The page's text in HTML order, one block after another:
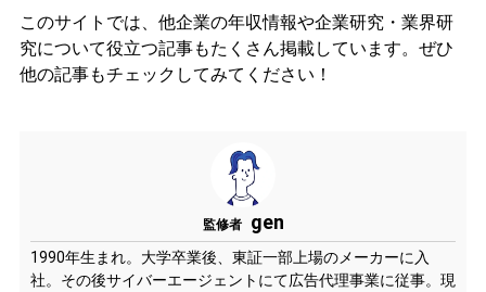
このサイトでは、他企業の年収情報や企業研究・業界研
究について役立つ記事もたくさん掲載しています。ぜひ
他の記事もチェックしてみてください！
監修者 gen
1990年生まれ。大学卒業後、東証一部上場のメーカーに入
社。その後サイバーエージェントにて広告代理事業に従事。現